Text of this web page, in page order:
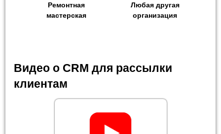
Ремонтная
мастерская
Любая другая
организация
Видео о CRM для рассылки
клиентам